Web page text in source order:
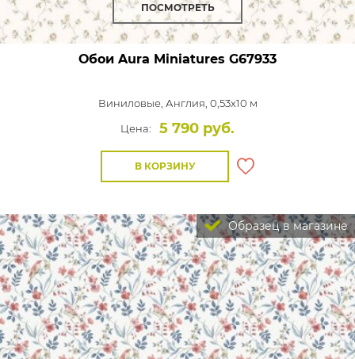
ПОСМОТРЕТЬ
Обои Aura Miniatures G67933
Виниловые, Англия, 0,53x10 м
Цена:
5 790 руб.
В КОРЗИНУ
Образец в магазине